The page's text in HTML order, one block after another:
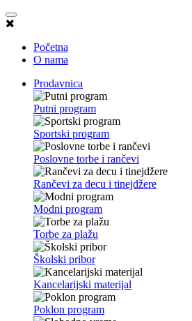
Početna
O nama
Prodavnica
Putni program
Sportski program
Poslovne torbe i rančevi
Rančevi za decu i tinejdžere
Modni program
Torbe za plažu
Školski pribor
Kancelarijski materijal
Poklon program